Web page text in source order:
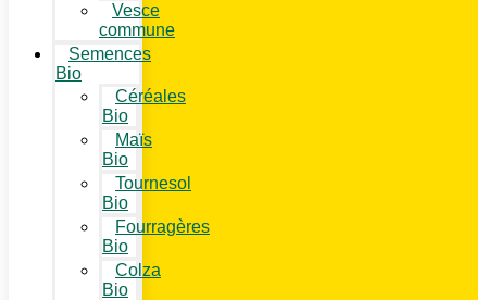
Vesce
commune
Semences
Bio
Céréales
Bio
Maïs
Bio
Tournesol
Bio
Fourragères
Bio
Colza
Bio